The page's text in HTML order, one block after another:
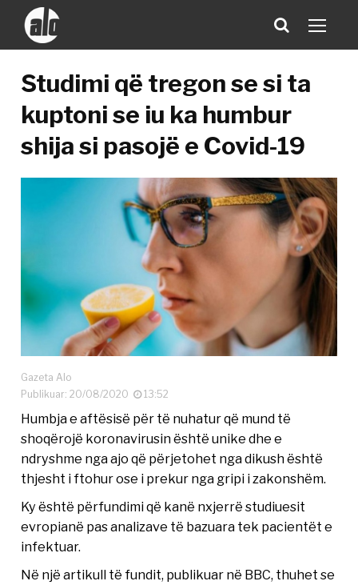
Studimi që tregon se si ta
kuptoni se iu ka humbur
shija si pasojë e Covid-19
Gazeta Alo
Publikuar: 20/08/2020
13:52
Humbja e aftësisë për të nuhatur që mund të
shoqërojë koronavirusin është unike dhe e
ndryshme nga ajo që përjetohet nga dikush është
thjesht i ftohur ose i prekur nga gripi i zakonshëm.
Ky është përfundimi që kanë nxjerrë studiuesit
evropianë pas analizave të bazuara tek pacientët e
infektuar.
Në një artikull të fundit, publikuar në BBC, thuhet se